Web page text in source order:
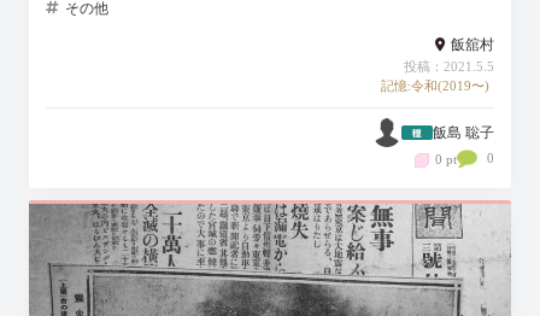
その他
飯舘村
投稿：2021.5.5
記憶:令和(2019〜)
飯島 聡子
0 pt 0